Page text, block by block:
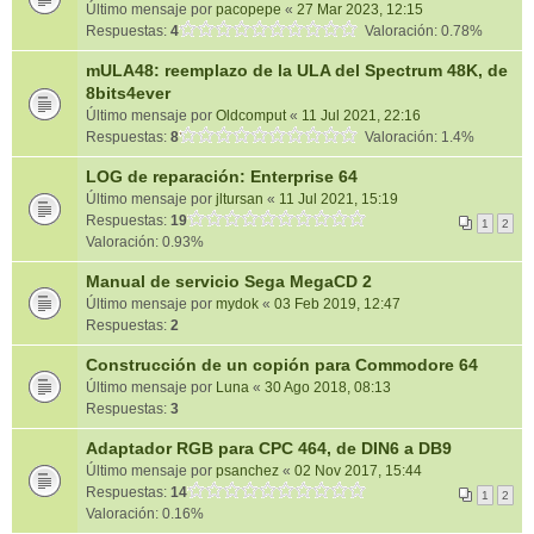
Último mensaje por pacopepe « 27 Mar 2023, 12:15
Respuestas: 4 Valoración: 0.78%
mULA48: reemplazo de la ULA del Spectrum 48K, de
8bits4ever
Último mensaje por Oldcomput« 11 Jul 2021, 22:16
Respuestas: 8 Valoración: 1.4%
LOG de reparación: Enterprise 64
Último mensaje por jltursan « 11 Jul 2021, 15:19
Respuestas: 19 1 2
Valoración: 0.93%
Manual de servicio Sega MegaCD 2
Último mensaje por mydok « 03 Feb 2019, 12:47
Respuestas: 2
Construcción de un copión para Commodore 64
Último mensaje por Luna « 30 Ago 2018, 08:13
Respuestas: 3
Adaptador RGB para CPC 464, de DIN6 a DB9
Último mensaje por psanchez « 02 Nov 2017, 15:44
Respuestas: 14 1 2
Valoración: 0.16%